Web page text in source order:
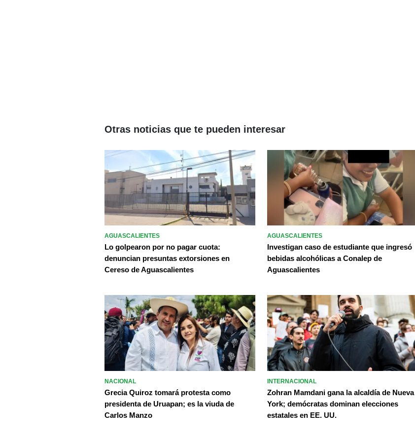
Otras noticias que te pueden interesar
AGUASCALIENTES
Lo golpearon por no pagar cuota:
denuncian presuntas extorsiones en
Cereso de Aguascalientes
AGUASCALIENTES
Investigan caso de estudiante que ingresó
bebidas alcohólicas a Conalep de
Aguascalientes
NACIONAL
Grecia Quiroz tomará protesta como
presidenta de Uruapan; es la viuda de
Carlos Manzo
INTERNACIONAL
Zohran Mamdani gana la alcaldía de Nueva
York; demócratas dominan elecciones
estatales en EE. UU.